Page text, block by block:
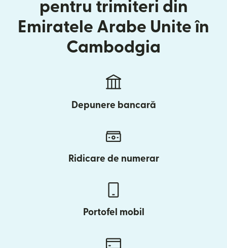
pentru trimiteri din
Emiratele Arabe Unite în
Cambodgia
Depunere bancară
Ridicare de numerar
Portofel mobil